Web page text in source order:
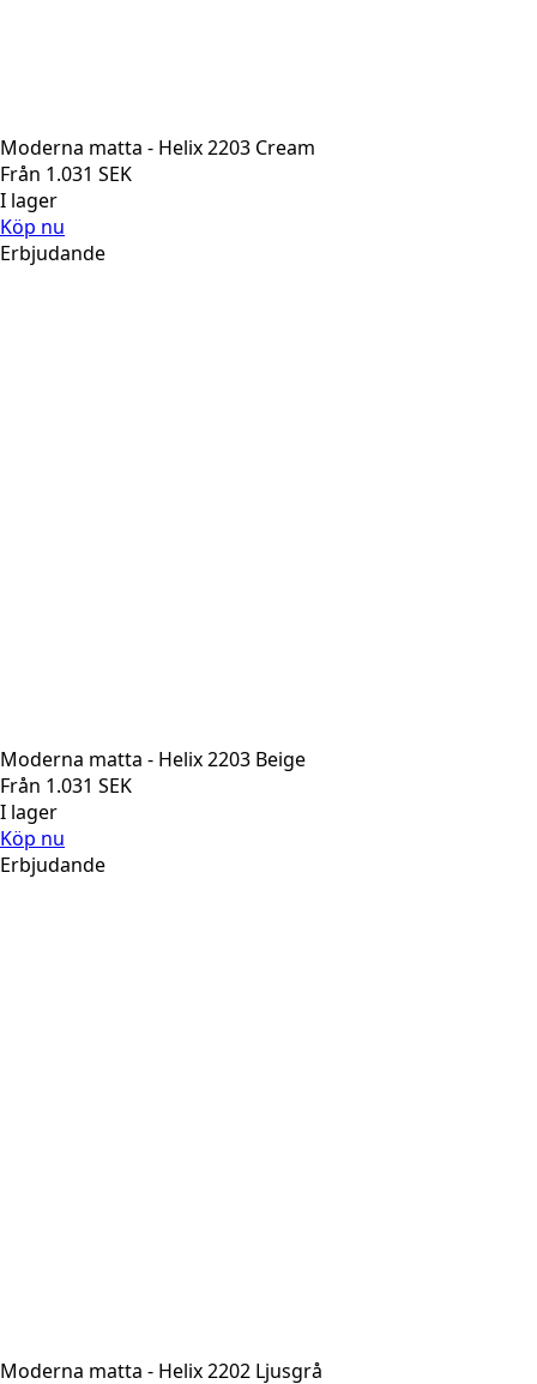
Moderna matta - Helix 2203 Cream
Från 1.031 SEK
I lager
Köp nu
Erbjudande
Moderna matta - Helix 2203 Beige
Från 1.031 SEK
I lager
Köp nu
Erbjudande
Moderna matta - Helix 2202 Ljusgrå